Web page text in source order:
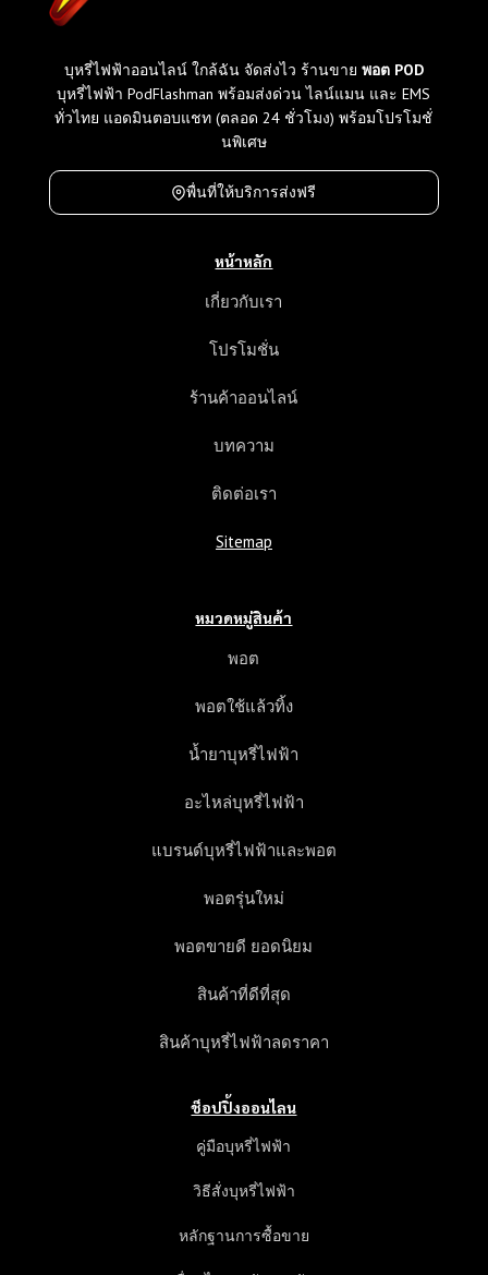
บุหรี่ไฟฟ้าออนไลน์ ใกล้ฉัน จัดส่งไว ร้านขาย พอต POD
บุหรี่ไฟฟ้า PodFlashman พร้อมส่งด่วน ไลน์แมน และ EMS
ทั่วไทย แอดมินตอบแชท (ตลอด 24 ชั่วโมง) พร้อมโปรโมชั่
นพิเศษ
พื่นที่ให้บริการส่งฟรี
หน้าหลัก
เกี่ยวกับเรา
โปรโมชั่น
ร้านค้าออนไลน์
บทความ
ติดต่อเรา
Sitemap
หมวดหมู่สินค้า
พอต
พอตใช้แล้วทิ้ง
น้ำยาบุหรี่ไฟฟ้า
อะไหล่บุหรี่ไฟฟ้า
แบรนด์บุหรี่ไฟฟ้าและพอต
พอตรุ่นใหม่
พอตขายดี ยอดนิยม
สินค้าที่ดีที่สุด
สินค้าบุหรี่ไฟฟ้าลดราคา
ช็อปปิ้งออนไลน
คู่มือบุหรี่ไฟฟ้า
วิธีสั่งบุหรี่ไฟฟ้า
หลักฐานการซื้อขาย